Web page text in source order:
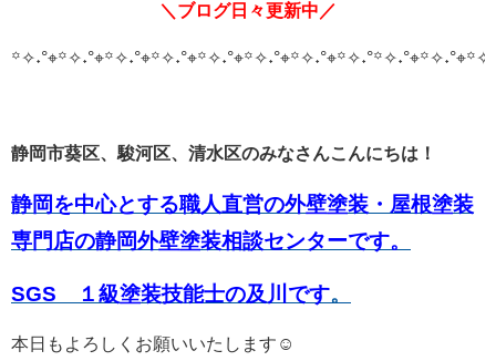
＼ブログ日々更新中／
꙳✧˖°⌖꙳✧˖°⌖꙳✧˖°⌖꙳✧˖°⌖꙳✧˖°⌖꙳✧˖°⌖꙳✧˖°⌖꙳✧˖°
静岡市葵区、駿河区、清水区のみなさんこんにちは！
静岡を中心とする職人直営の外壁塗装・屋根塗装
専門店の静岡外壁塗装相談センターです。
SGS １級塗装技能士の及川です。
本日もよろしくお願いいたします☺